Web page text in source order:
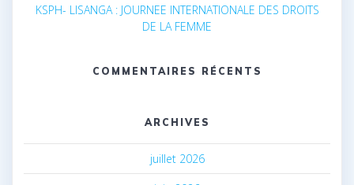
KSPH- LISANGA : JOURNEE INTERNATIONALE DES DROITS
DE LA FEMME
COMMENTAIRES RÉCENTS
ARCHIVES
juillet 2026